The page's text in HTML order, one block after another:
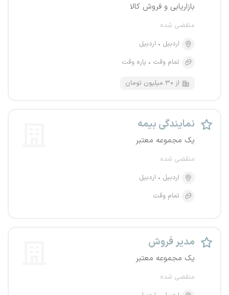
بازاریابی و فروش کالا
منقضی شده
اردبیل
اردبیل
تمام وقت
پاره وقت
از ۳۰ میلیون تومان
نمایندگی بیمه
یک مجموعه معتبر
منقضی شده
اردبیل
اردبیل
تمام وقت
مدیر فروش
یک مجموعه معتبر
منقضی شده